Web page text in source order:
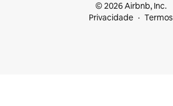
© 2026 Airbnb, Inc.
Privacidade
Termos